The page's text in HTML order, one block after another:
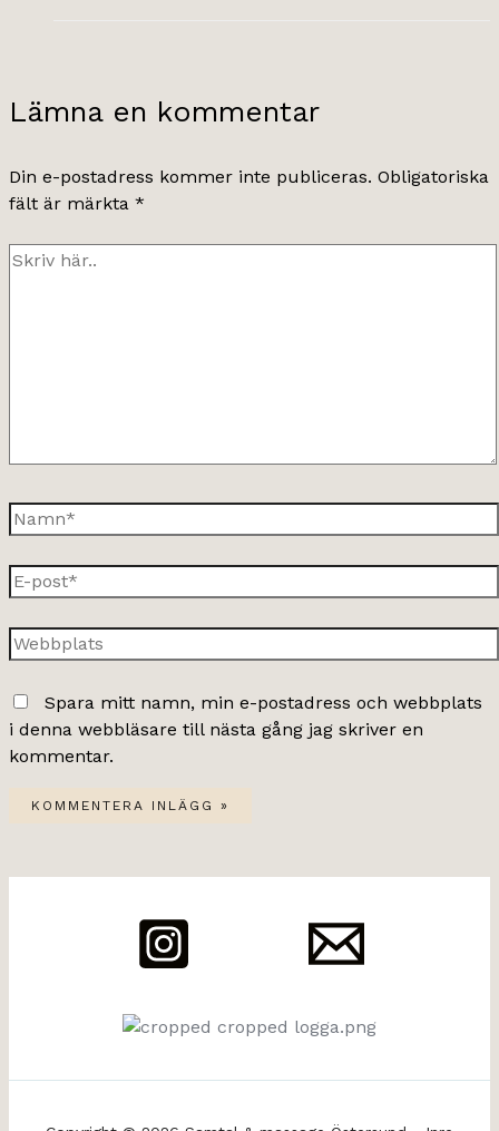
Lämna en kommentar
Din e-postadress kommer inte publiceras. Obligatoriska
fält är märkta *
Skriv
Namn*
E-
post*
Webbplats
Spara mitt namn, min e-postadress och webbplats
i denna webbläsare till nästa gång jag skriver en
kommentar.